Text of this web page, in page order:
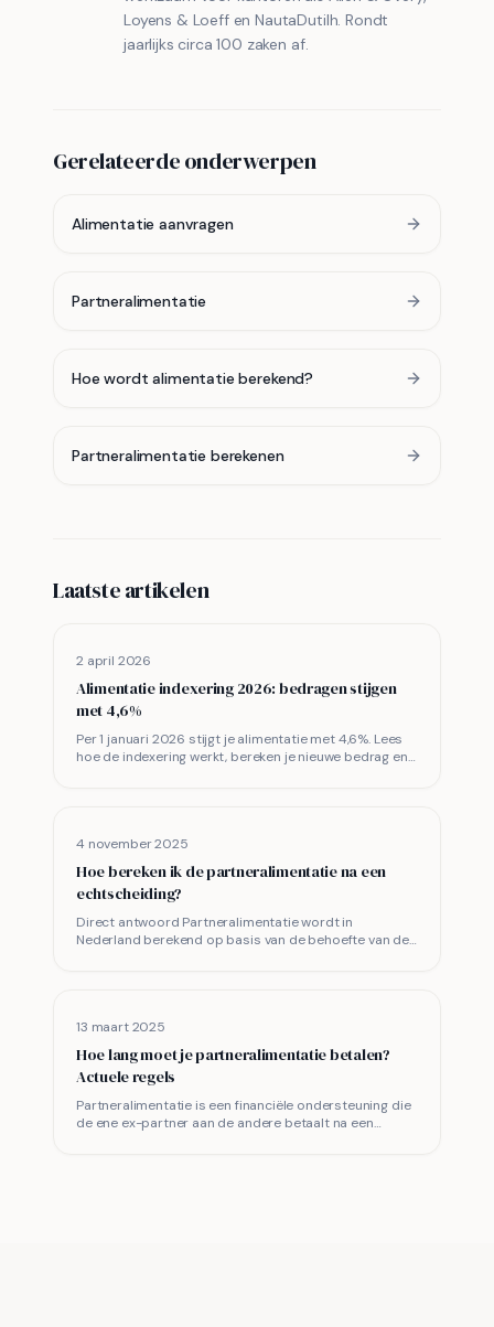
Loyens & Loeff en NautaDutilh. Rondt
jaarlijks circa 100 zaken af.
Gerelateerde onderwerpen
Alimentatie aanvragen
Partneralimentatie
Hoe wordt alimentatie berekend?
Partneralimentatie berekenen
Laatste artikelen
2 april 2026
Alimentatie indexering 2026: bedragen stijgen
met 4,6%
Per 1 januari 2026 stijgt je alimentatie met 4,6%. Lees
hoe de indexering werkt, bereken je nieuwe bedrag en
4 november 2025
Hoe bereken ik de partneralimentatie na een
echtscheiding?
Direct antwoord Partneralimentatie wordt in
Nederland berekend op basis van de behoefte van de
13 maart 2025
Hoe lang moet je partneralimentatie betalen?
Actuele regels
Partneralimentatie is een financiële ondersteuning die
de ene ex-partner aan de andere betaalt na een